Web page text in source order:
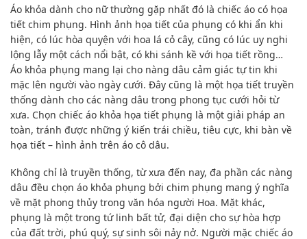
Áo khỏa dành cho nữ thường gặp nhất đó là chiếc áo có họa
tiết chim phụng. Hình ảnh họa tiết của phụng có khi ẩn khi
hiện, có lúc hòa quyện với hoa lá cỏ cây, cũng có lúc uy nghi
lộng lẫy một cách nổi bật, có khi sánh kề với họa tiết rồng…
Áo khỏa phụng mang lại cho nàng dâu cảm giác tự tin khi
mặc lên người vào ngày cưới. Đây cũng là một họa tiết truyền
thống dành cho các nàng dâu trong phong tục cưới hỏi từ
xưa. Chọn chiếc áo khỏa họa tiết phụng là một giải pháp an
toàn, tránh được những ý kiến trái chiều, tiêu cực, khi bàn về
họa tiết – hình ảnh trên áo cô dâu.
Không chỉ là truyền thống, từ xưa đến nay, đa phần các nàng
dâu đều chọn áo khỏa phụng bởi chim phụng mang ý nghĩa
về mặt phong thủy trong văn hóa người Hoa. Mặt khác,
phụng là một trong tứ linh bất tử, đại diện cho sự hòa hợp
của đất trời, phú quý, sự sinh sôi nảy nở. Người mặc chiếc áo